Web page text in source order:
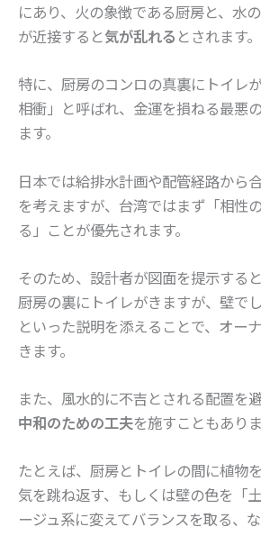
にあり、火の象徴である厨房と、水
が近接すると気が乱れる とされます。
特に、厨房のコンロの真裏にトイレ
相衝」と呼ばれ、金運を損ねる最悪
ます。
日本では給排水計画や配管経路から
を考えますが、台湾ではまず「相性
る」ことが優先されます。
そのため、設計者が図面を提示する
厨房の裏にトイレがきますが、壁で
といった説明を添えることで、オー
きます。
また、風水的に不吉とされる配置を
中和のための工夫を施すこともありま
たとえば、厨房とトイレの間に植物
気を跳ね返す、もしくは壁の色を「
ージュ系に変えてバランスを取る、な